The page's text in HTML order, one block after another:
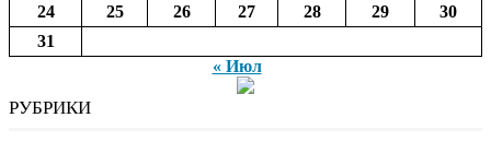
24
25 26 27 28 29
30
31
« Июл
РУБРИКИ